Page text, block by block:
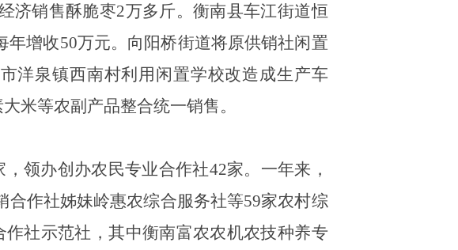
济销售酥脆枣2万多斤。衡南县车江街道恒
年增收50万元。向阳桥街道将原供销社闲置
洋泉镇西南村利用闲置学校改造成生产车
米等农副产品整合统一销售。
，领办创办农民专业合作社42家。一年来，
合作社姊妹岭惠农综合服务社等59家农村综
社示范社，其中衡南富农农机农技种养专